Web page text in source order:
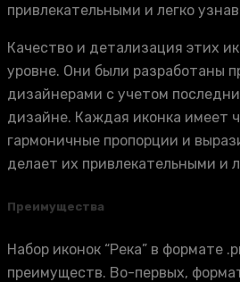
привлекательными и легко
Качество и детализация этих
уровне. Они были разработаны
дизайнерами с учетом
дизайне. Каждая иконка имеет
гармоничные пропорции и
делает их привлекательными и
Преимущества
Набор иконок “Река” в формате
преимуществ. Во-первых,